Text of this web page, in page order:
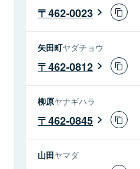
462-0023
矢田町ヤダチョウ
462-0812
柳原ヤナギハラ
462-0845
山田ヤマダ